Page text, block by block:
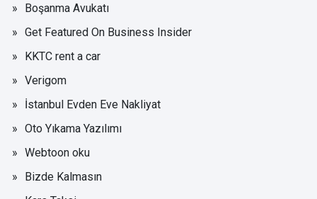
Boşanma Avukatı
Get Featured On Business Insider
KKTC rent a car
Verigom
İstanbul Evden Eve Nakliyat
Oto Yıkama Yazılımı
Webtoon oku
Bizde Kalmasın